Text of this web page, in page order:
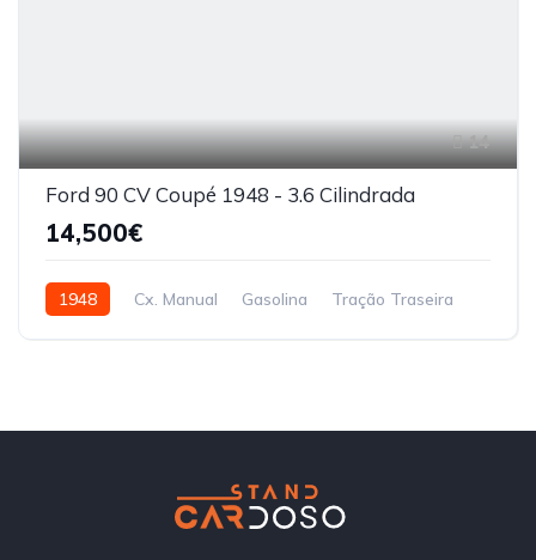
14
Ford 90 CV Coupé 1948 - 3.6 Cilindrada
14,500€
1948 Cx. Manual Gasolina Tração Traseira